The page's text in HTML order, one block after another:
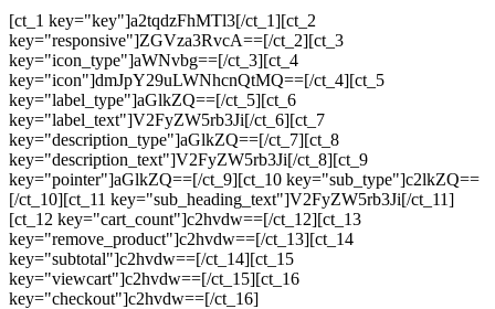
[ct_1 key="key"]a2tqdzFhMTl3[/ct_1][ct_2
key="responsive"]ZGVza3RvcA==[/ct_2][ct_3
key="icon_type"]aWNvbg==[/ct_3][ct_4
key="icon"]dmJpY29uLWNhcnQtMQ==[/ct_4][ct_5
key="label_type"]aGlkZQ==[/ct_5][ct_6
key="label_text"]V2FyZW5rb3Ji[/ct_6][ct_7
key="description_type"]aGlkZQ==[/ct_7][ct_8
key="description_text"]V2FyZW5rb3Ji[/ct_8][ct_9
key="pointer"]aGlkZQ==[/ct_9][ct_10 key="sub_type"]c2lkZQ==
[/ct_10][ct_11 key="sub_heading_text"]V2FyZW5rb3Ji[/ct_11]
[ct_12 key="cart_count"]c2hvdw==[/ct_12][ct_13
key="remove_product"]c2hvdw==[/ct_13][ct_14
key="subtotal"]c2hvdw==[/ct_14][ct_15
key="viewcart"]c2hvdw==[/ct_15][ct_16
key="checkout"]c2hvdw==[/ct_16]